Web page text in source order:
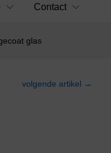
Contact
glas
volgende artikel →